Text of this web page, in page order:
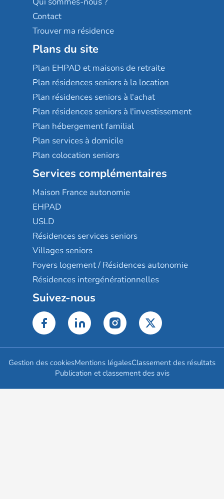
Contact
Trouver ma résidence
Plans du site
Plan EHPAD et maisons de retraite
Plan résidences seniors à la location
Plan résidences seniors à l'achat
Plan résidences seniors à l'investissement
Plan hébergement familial
Plan services à domicile
Plan colocation seniors
Services complémentaires
Maison France autonomie
EHPAD
USLD
Résidences services seniors
Villages seniors
Foyers logement / Résidences autonomie
Résidences intergénérationnelles
Suivez-nous
Gestion des cookiesMentions légalesClassement des résultats
Publication et classement des avis